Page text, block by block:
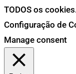
TODOS os
Configuração de
Manage consent